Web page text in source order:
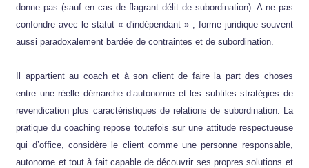
donne pas (sauf en cas de flagrant délit de subordination). A ne pas
confondre avec le statut « d'indépendant » , forme juridique souvent
aussi paradoxalement bardée de contraintes et de subordination.
Il appartient au coach et à son client de faire la part des choses
entre une réelle démarche d’autonomie et les subtiles stratégies de
revendication plus caractéristiques de relations de subordination. La
pratique du coaching repose toutefois sur une attitude respectueuse
qui d’office, considère le client comme une personne responsable,
autonome et tout à fait capable de découvrir ses propres solutions et